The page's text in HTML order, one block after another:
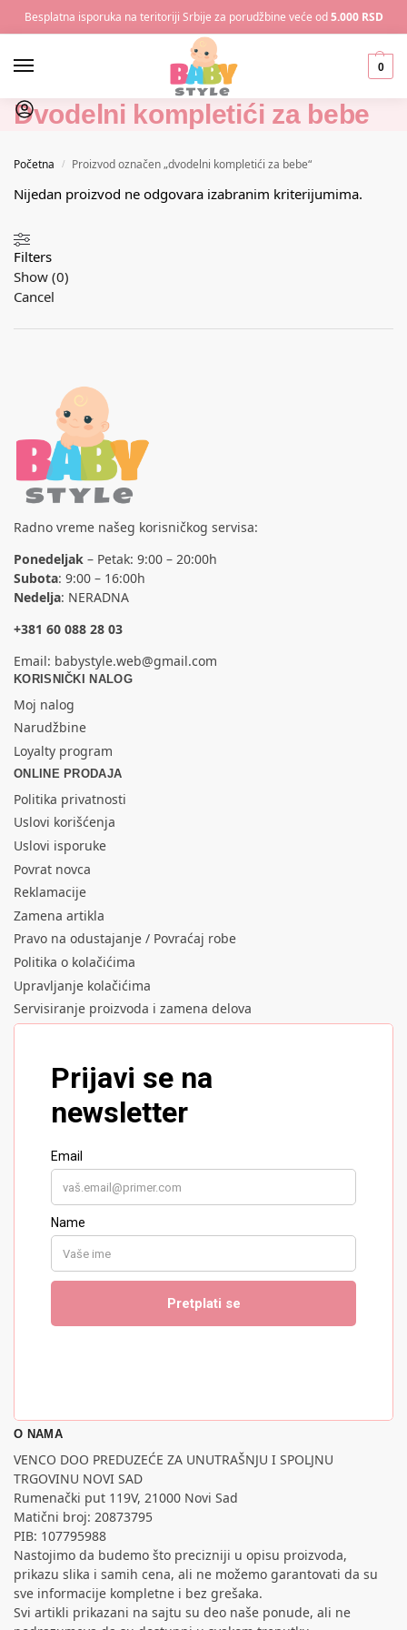
Besplatna isporuka na teritoriji Srbije za porudžbine veće od5.000 RSD
0
Dvodelni kompletići za bebe
Početna / Proizvod označen „dvodelni kompletići za bebe“
Nijedan proizvod ne odgovara izabranim kriterijumima.
Filters
Show (0)
Cancel
Radno vreme našeg korisničkog servisa:
Ponedeljak – Petak: 9:00 – 20:00h
Subota: 9:00 – 16:00h
Nedelja: NERADNA
+381 60 088 28 03
Email: babystyle.web@gmail.com
KORISNIČKI NALOG
Moj nalog
Narudžbine
Loyalty program
ONLINE PRODAJA
Politika privatnosti
Uslovi korišćenja
Uslovi isporuke
Povrat novca
Reklamacije
Zamena artikla
Pravo na odustajanje / Povraćaj robe
Politika o kolačićima
Upravljanje kolačićima
Servisiranje proizvoda i zamena delova
O NAMA
VENCO DOO PREDUZEĆE ZA UNUTRAŠNJU I SPOLJNU
TRGOVINU NOVI SAD
Rumenački put 119V, 21000 Novi Sad
Matični broj: 20873795
PIB: 107795988
Nastojimo da budemo što precizniji u opisu proizvoda,
prikazu slika i samih cena, ali ne možemo garantovati da su
sve informacije kompletne i bez grešaka.
Svi artikli prikazani na sajtu su deo naše ponude, ali ne